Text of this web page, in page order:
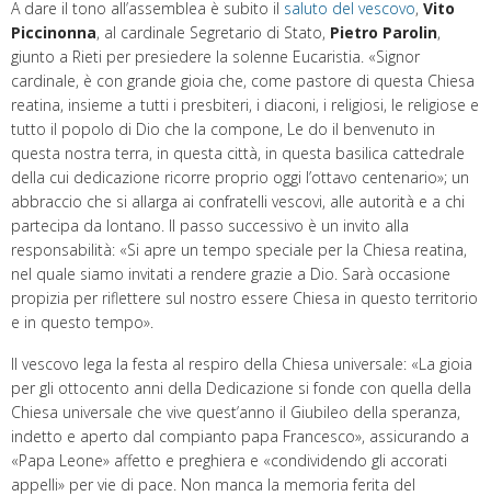
A dare il tono all’assemblea è subito il saluto del vescovo, Vito
Piccinonna, al cardinale Segretario di Stato, Pietro Parolin,
giunto a Rieti per presiedere la solenne Eucaristia. «Signor
cardinale, è con grande gioia che, come pastore di questa Chiesa
reatina, insieme a tutti i presbiteri, i diaconi, i religiosi, le religiose e
tutto il popolo di Dio che la compone, Le do il benvenuto in
questa nostra terra, in questa città, in questa basilica cattedrale
della cui dedicazione ricorre proprio oggi l’ottavo centenario»; un
abbraccio che si allarga ai confratelli vescovi, alle autorità e a chi
partecipa da lontano. Il passo successivo è un invito alla
responsabilità: «Si apre un tempo speciale per la Chiesa reatina,
nel quale siamo invitati a rendere grazie a Dio. Sarà occasione
propizia per riflettere sul nostro essere Chiesa in questo territorio
e in questo tempo».
Il vescovo lega la festa al respiro della Chiesa universale: «La gioia
per gli ottocento anni della Dedicazione si fonde con quella della
Chiesa universale che vive quest’anno il Giubileo della speranza,
indetto e aperto dal compianto papa Francesco», assicurando a
«Papa Leone» affetto e preghiera e «condividendo gli accorati
appelli» per vie di pace. Non manca la memoria ferita del